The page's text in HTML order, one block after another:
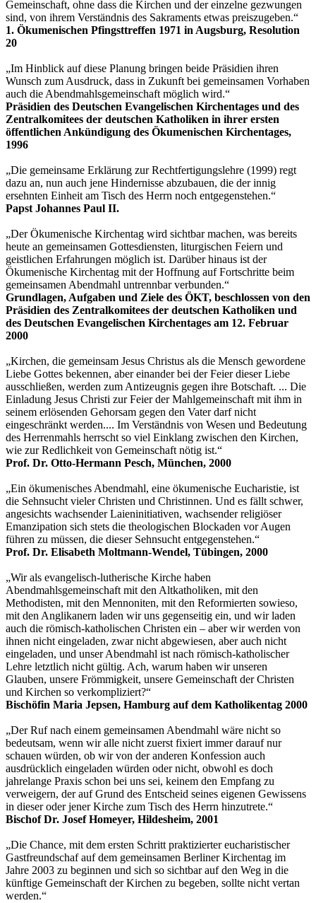
Gemeinschaft, ohne dass die Kirchen und der einzelne gezwungen
sind, von ihrem Verständnis des Sakraments etwas preiszugeben.“
1. Ökumenischen Pfingsttreffen 1971 in Augsburg, Resolution
20
„Im Hinblick auf diese Planung bringen beide Präsidien ihren
Wunsch zum Ausdruck, dass in Zukunft bei gemeinsamen Vorhaben
auch die Abendmahlsgemeinschaft möglich wird.“
Präsidien des Deutschen Evangelischen Kirchentages und des
Zentralkomitees der deutschen Katholiken in ihrer ersten
öffentlichen Ankündigung des Ökumenischen Kirchentages,
1996
„Die gemeinsame Erklärung zur Rechtfertigungslehre (1999) regt
dazu an, nun auch jene Hindernisse abzubauen, die der innig
ersehnten Einheit am Tisch des Herrn noch entgegenstehen.“
Papst Johannes Paul II.
„Der Ökumenische Kirchentag wird sichtbar machen, was bereits
heute an gemeinsamen Gottesdiensten, liturgischen Feiern und
geistlichen Erfahrungen möglich ist. Darüber hinaus ist der
Ökumenische Kirchentag mit der Hoffnung auf Fortschritte beim
gemeinsamen Abendmahl untrennbar verbunden.“
Grundlagen, Aufgaben und Ziele des ÖKT, beschlossen von den
Präsidien des Zentralkomitees der deutschen Katholiken und
des Deutschen Evangelischen Kirchentages am 12. Februar
2000
„Kirchen, die gemeinsam Jesus Christus als die Mensch gewordene
Liebe Gottes bekennen, aber einander bei der Feier dieser Liebe
ausschließen, werden zum Antizeugnis gegen ihre Botschaft. ... Die
Einladung Jesus Christi zur Feier der Mahlgemeinschaft mit ihm in
seinem erlösenden Gehorsam gegen den Vater darf nicht
eingeschränkt werden.... Im Verständnis von Wesen und Bedeutung
des Herrenmahls herrscht so viel Einklang zwischen den Kirchen,
wie zur Redlichkeit von Gemeinschaft nötig ist.“
Prof. Dr. Otto-Hermann Pesch, München, 2000
„Ein ökumenisches Abendmahl, eine ökumenische Eucharistie, ist
die Sehnsucht vieler Christen und Christinnen. Und es fällt schwer,
angesichts wachsender Laieninitiativen, wachsender religiöser
Emanzipation sich stets die theologischen Blockaden vor Augen
führen zu müssen, die dieser Sehnsucht entgegenstehen.“
Prof. Dr. Elisabeth Moltmann-Wendel, Tübingen, 2000
„Wir als evangelisch-lutherische Kirche haben
Abendmahlsgemeinschaft mit den Altkatholiken, mit den
Methodisten, mit den Mennoniten, mit den Reformierten sowieso,
mit den Anglikanern laden wir uns gegenseitig ein, und wir laden
auch die römisch-katholischen Christen ein – aber wir werden von
ihnen nicht eingeladen, zwar nicht abgewiesen, aber auch nicht
eingeladen, und unser Abendmahl ist nach römisch-katholischer
Lehre letztlich nicht gültig. Ach, warum haben wir unseren
Glauben, unsere Frömmigkeit, unsere Gemeinschaft der Christen
und Kirchen so verkompliziert?“
Bischöfin Maria Jepsen, Hamburg auf dem Katholikentag 2000
„Der Ruf nach einem gemeinsamen Abendmahl wäre nicht so
bedeutsam, wenn wir alle nicht zuerst fixiert immer darauf nur
schauen würden, ob wir von der anderen Konfession auch
ausdrücklich eingeladen würden oder nicht, obwohl es doch
jahrelange Praxis schon bei uns sei, keinem den Empfang zu
verweigern, der auf Grund des Entscheid seines eigenen Gewissens
in dieser oder jener Kirche zum Tisch des Herrn hinzutrete.“
Bischof Dr. Josef Homeyer, Hildesheim, 2001
„Die Chance, mit dem ersten Schritt praktizierter eucharistischer
Gastfreundschaf auf dem gemeinsamen Berliner Kirchentag im
Jahre 2003 zu beginnen und sich so sichtbar auf den Weg in die
künftige Gemeinschaft der Kirchen zu begeben, sollte nicht vertan
werden.“